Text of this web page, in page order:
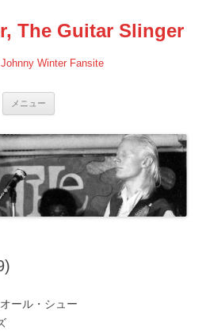
The Guitar Slinger
Winter Fansite
メニュー
ール・シュー